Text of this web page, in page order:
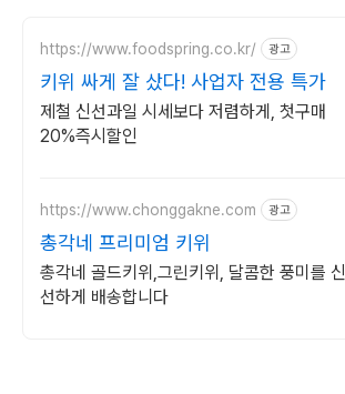
https://www.foodspring.co.kr/ 광고
키위 싸게 잘 샀다! 사업자 전용 특가
제철 신선과일 시세보다 저렴하게, 첫구매
20%즉시할인
https://www.chonggakne.com 광고
총각네 프리미엄 키위
총각네 골드키위,그린키위, 달콤한 풍미를 신
선하게 배송합니다